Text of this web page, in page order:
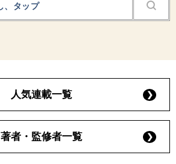
人気連載一覧
著者・監修者一覧